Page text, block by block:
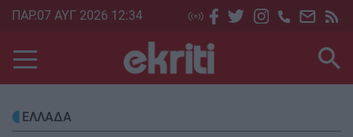
Skip
main
content
ΠΑΡ.07 ΑΥΓ 2026 12:34
ΕΛΛΑΔΑ